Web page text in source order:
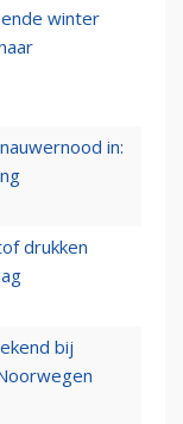
winter
in:
drukken
bij